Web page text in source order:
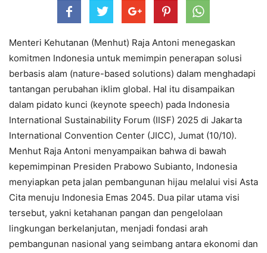
Menteri Kehutanan (Menhut) Raja Antoni menegaskan
komitmen Indonesia untuk memimpin penerapan solusi
berbasis alam (nature-based solutions) dalam menghadapi
tantangan perubahan iklim global. Hal itu disampaikan
dalam pidato kunci (keynote speech) pada Indonesia
International Sustainability Forum (IISF) 2025 di Jakarta
International Convention Center (JICC), Jumat (10/10).
Menhut Raja Antoni menyampaikan bahwa di bawah
kepemimpinan Presiden Prabowo Subianto, Indonesia
menyiapkan peta jalan pembangunan hijau melalui visi Asta
Cita menuju Indonesia Emas 2045. Dua pilar utama visi
tersebut, yakni ketahanan pangan dan pengelolaan
lingkungan berkelanjutan, menjadi fondasi arah
pembangunan nasional yang seimbang antara ekonomi dan